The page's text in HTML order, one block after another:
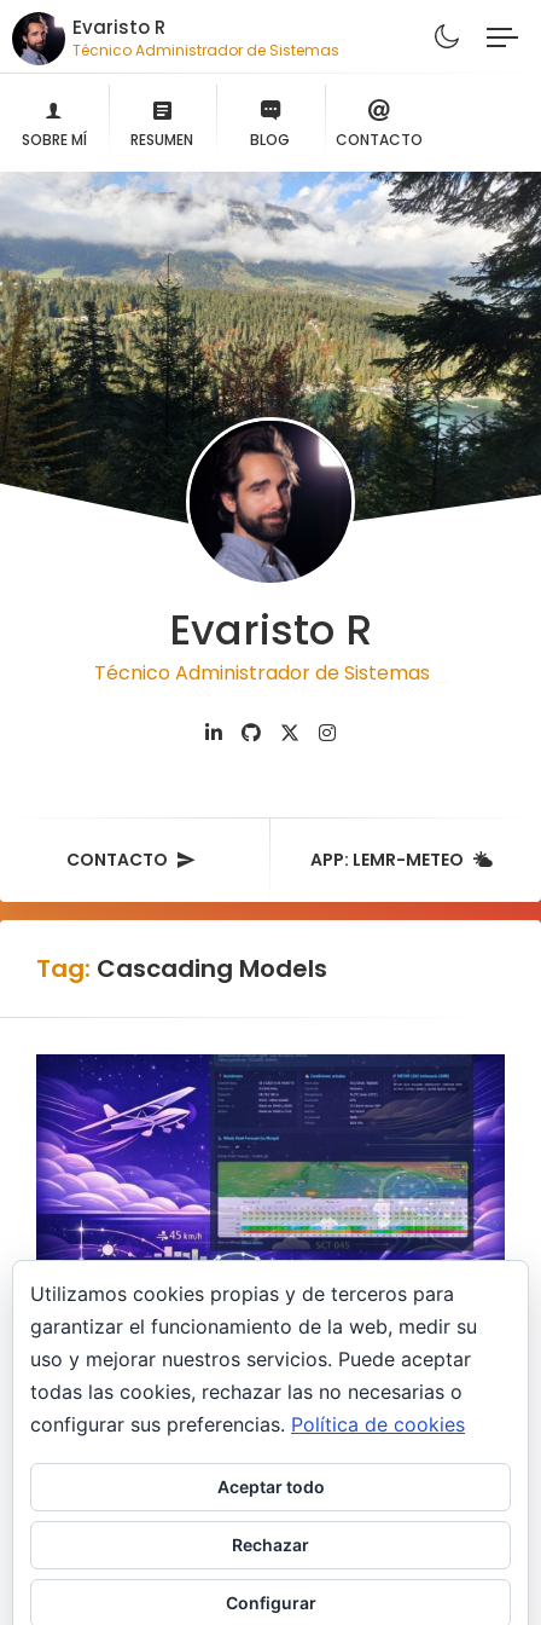
Evaristo R
Técnico Administrador de Sistemas
SOBRE MÍ RESUMEN BLOG CONTACTO
Evaristo R
Técnico Administrador de Sistemas
CONTACTO APP: LEMR-METEO
Tag: Cascading Models
15 febrero, 2026
Construyendo un asistente meteorológico
con IA para pilotos ULM: LEMR Meteo
El problema Volar un ultraligero requiere
condiciones muy específicas: viento moderado,
visibilidad decente, sin tormentas. Pero consultar
METAR, AEMET, Windy…
Utilizamos cookies propias y de terceros para
garantizar el funcionamiento de la web, medir su
uso y mejorar nuestros servicios. Puede aceptar
todas las cookies, rechazar las no necesarias o
configurar sus preferencias. Política de cookies
Aceptar todo
Rechazar
Configurar